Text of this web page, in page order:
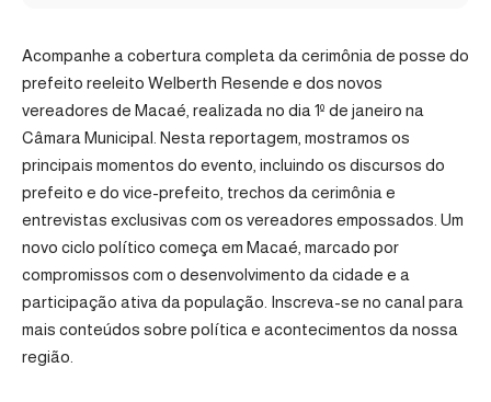
Acompanhe a cobertura completa da cerimônia de posse do
prefeito reeleito Welberth Resende e dos novos
vereadores de Macaé, realizada no dia 1º de janeiro na
Câmara Municipal. Nesta reportagem, mostramos os
principais momentos do evento, incluindo os discursos do
prefeito e do vice-prefeito, trechos da cerimônia e
entrevistas exclusivas com os vereadores empossados. Um
novo ciclo político começa em Macaé, marcado por
compromissos com o desenvolvimento da cidade e a
participação ativa da população. Inscreva-se no canal para
mais conteúdos sobre política e acontecimentos da nossa
região.